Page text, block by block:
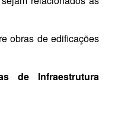
obras de edificações
de Infraestrutura